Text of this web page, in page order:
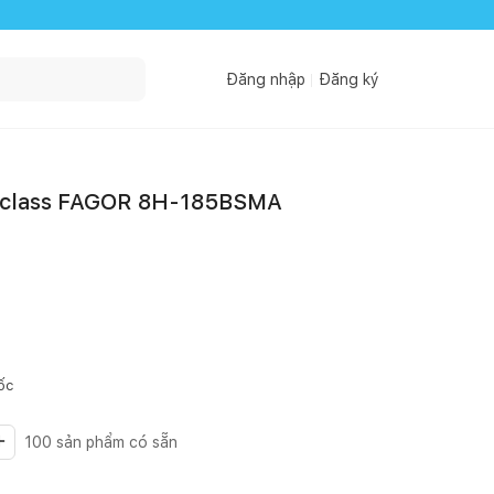
Đăng nhập Đăng ký
FAGOR 8H-185BSMA
100 sản phẩm có sẵn